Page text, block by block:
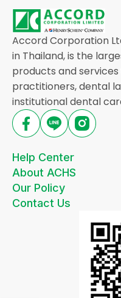
Accord Corporation
in Thailand, is the
products and
practitioners, dental
institutional dental
Help Center
About ACHS
Our Policy
Contact Us